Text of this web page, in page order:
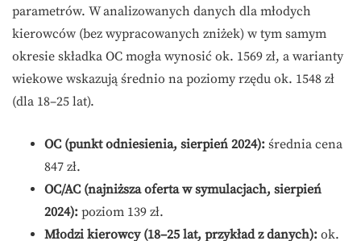
parametrów. W analizowanych danych dla młodych
kierowców (bez wypracowanych zniżek) w tym samym
okresie składka OC mogła wynosić ok. 1569 zł, a warianty
wiekowe wskazują średnio na poziomy rzędu ok. 1548 zł
(dla 18–25 lat).
OC (punkt odniesienia, sierpień 2024): średnia cena
847 zł.
OC/AC (najniższa oferta w symulacjach, sierpień
2024): poziom 139 zł.
Młodzi kierowcy (18–25 lat, przykład z danych): ok.